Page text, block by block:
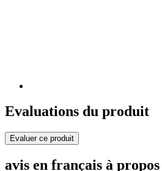
Evaluations du produit
Evaluer ce produit
avis en français à